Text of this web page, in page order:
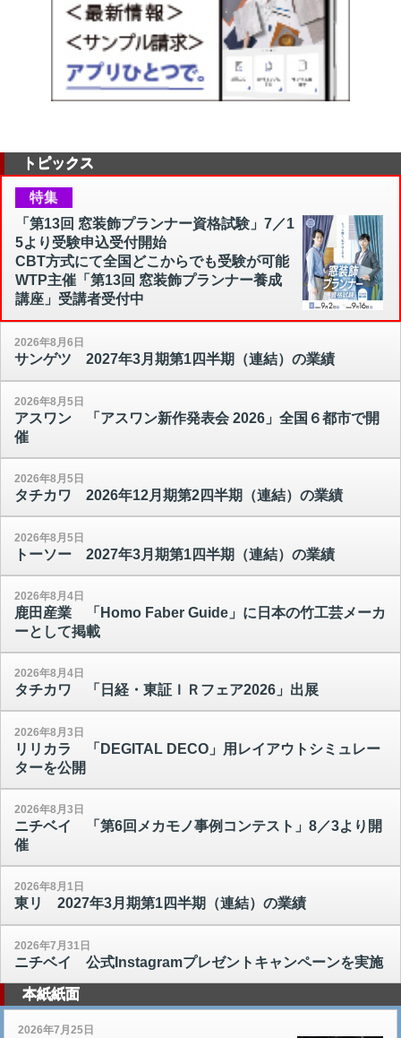
トピックス
特集
「第13回 窓装飾プランナー資格試験」7／1
5より受験申込受付開始
CBT方式にて全国どこからでも受験が可能
WTP主催「第13回 窓装飾プランナー養成
講座」受講者受付中
2026年8月6日
サンゲツ 2027年3月期第1四半期（連結）の業績
2026年8月5日
アスワン 「アスワン新作発表会 2026」全国６都市で開
催
2026年8月5日
タチカワ 2026年12月期第2四半期（連結）の業績
2026年8月5日
トーソー 2027年3月期第1四半期（連結）の業績
2026年8月4日
鹿田産業 「Homo Faber Guide」に日本の竹工芸メーカ
ーとして掲載
2026年8月4日
タチカワ 「日経・東証ＩＲフェア2026」出展
2026年8月3日
リリカラ 「DEGITAL DECO」用レイアウトシミュレー
ターを公開
2026年8月3日
ニチベイ 「第6回メカモノ事例コンテスト」8／3より開
催
2026年8月1日
東リ 2027年3月期第1四半期（連結）の業績
2026年7月31日
ニチベイ 公式Instagramプレゼントキャンペーンを実施
本紙紙面
2026年7月25日